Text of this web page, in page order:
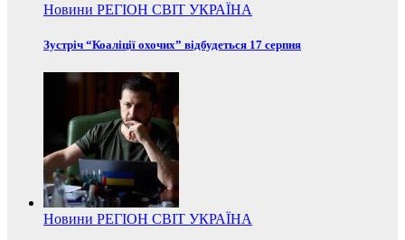
Новини РЕГІОН СВІТ УКРАЇНА
Зустріч “Коаліції охочих” відбудеться 17 серпня
Новини РЕГІОН СВІТ УКРАЇНА